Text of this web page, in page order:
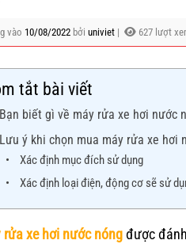
vào 10/08/2022 bởi univiet | 627 lượt
tắt bài viết
Bạn biết gì về máy rửa xe hơi nước
Lưu ý khi chọn mua máy rửa xe hơi
Xác định mục đích sử dụng
Xác định loại điện, động cơ sẽ sử
rửa xe hơi nước nóngđược